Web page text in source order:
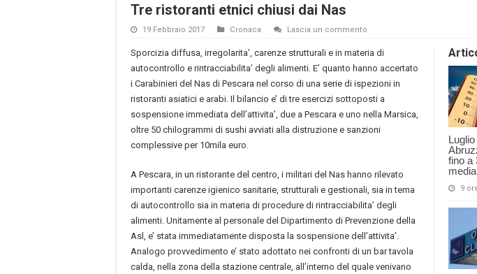
Tre ristoranti etnici chiusi dai Nas
19 Febbraio 2017 Cronaca Lascia un commento
fino a
media
9
Sporcizia diffusa, irregolarita’, carenze strutturali e in materia di
autocontrollo e rintracciabilita’ degli alimenti. E’ quanto hanno accertato
i Carabinieri del Nas di Pescara nel corso di una serie di ispezioni in
ristoranti asiatici e arabi. Il bilancio e’ di tre esercizi sottoposti a
sospensione immediata dell’attivita’, due a Pescara e uno nella Marsica,
oltre 50 chilogrammi di sushi avviati alla distruzione e sanzioni
complessive per 10mila euro.
A Pescara, in un ristorante del centro, i militari del Nas hanno rilevato
importanti carenze igienico sanitarie, strutturali e gestionali, sia in tema
di autocontrollo sia in materia di procedure di rintracciabilita’ degli
alimenti. Unitamente al personale del Dipartimento di Prevenzione della
Asl, e’ stata immediatamente disposta la sospensione dell’attivita’.
Analogo provvedimento e’ stato adottato nei confronti di un bar tavola
calda, nella zona della stazione centrale, all’interno del quale venivano